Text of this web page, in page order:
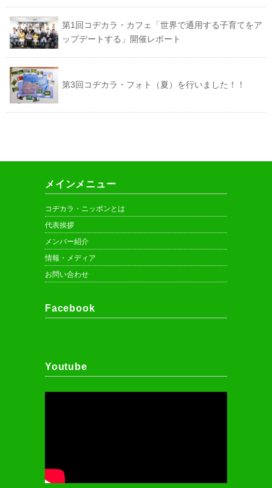
第1回コヂカラ・カフェ「世界で通用する子育てをア
ップデートする」開催レポート
第3回コヂカラ・フォト（夏）を行いました！！
メインメニュー
コヂカラ・ニッポンとは
代表挨拶
メンバー紹介
情報・メディア
お問い合わせ
Facebook
Youtube